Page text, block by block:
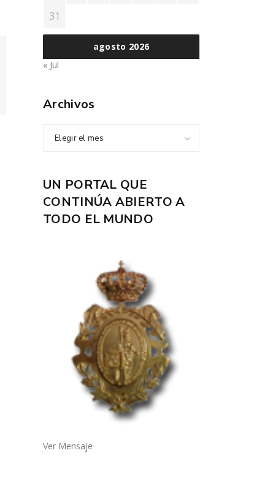
agosto 2026
31
« Jul
Archivos
Elegir el mes
UN PORTAL QUE
CONTINÚA ABIERTO A
TODO EL MUNDO
Ver Mensaje